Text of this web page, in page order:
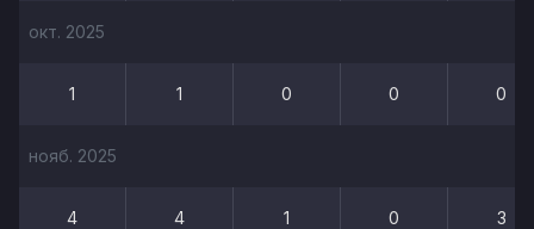
окт. 2025
1 1 0 0 0
нояб. 2025
4 4 1 0 3